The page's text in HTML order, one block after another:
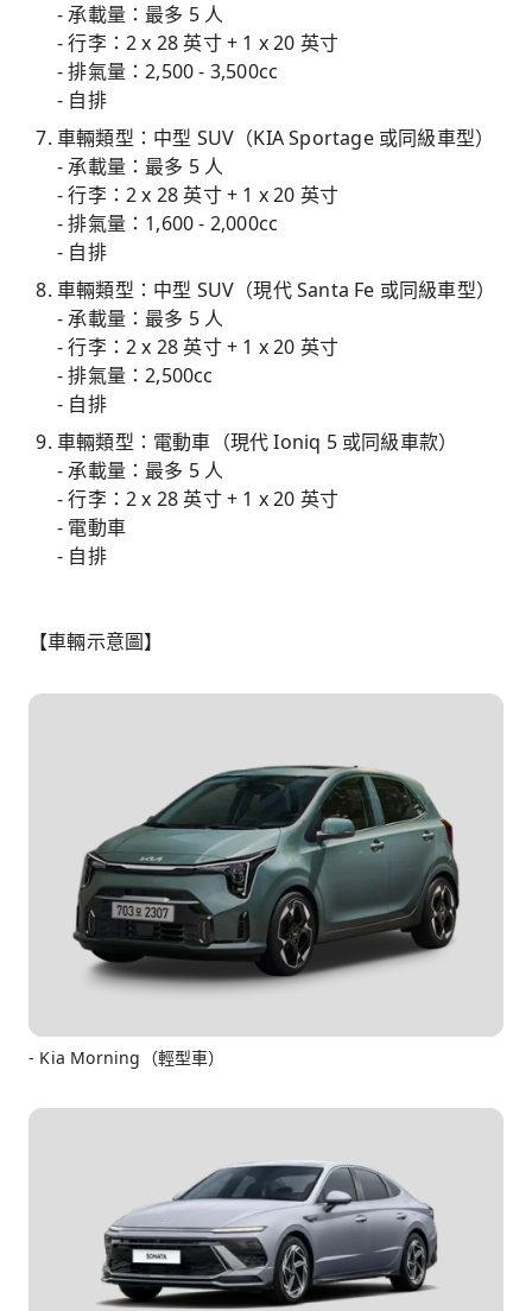
- 承載量：最多 5 人
- 行李：2 x 28 英寸 + 1 x 20 英寸
- 排氣量：2,500 - 3,500cc
- 自排
車輛類型：中型 SUV（KIA Sportage 或同級車型）
- 承載量：最多 5 人
- 行李：2 x 28 英寸 + 1 x 20 英寸
- 排氣量：1,600 - 2,000cc
- 自排
車輛類型：中型 SUV（現代 Santa Fe 或同級車型）
- 承載量：最多 5 人
- 行李：2 x 28 英寸 + 1 x 20 英寸
- 排氣量：2,500cc
- 自排
車輛類型：電動車（現代 Ioniq 5 或同級車款）
- 承載量：最多 5 人
- 行李：2 x 28 英寸 + 1 x 20 英寸
- 電動車
- 自排
【車輛示意圖】
- Kia Morning（輕型車）